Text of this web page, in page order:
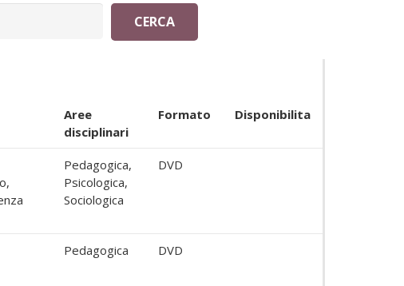
Aree
disciplinari
Formato Disponibilita
Pedagogica,
Psicologica,
Sociologica
DVD
Pedagogica DVD